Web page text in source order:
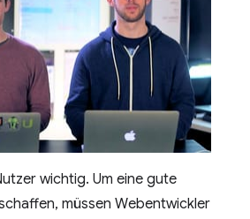
wichtig. Um eine gute
müssen Webentwickler